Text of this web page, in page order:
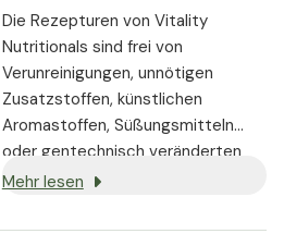
Die Rezepturen von Vitality
Nutritionals sind frei von
Verunreinigungen, unnötigen
Zusatzstoffen, künstlichen
Aromastoffen, Süßungsmitteln
oder gentechnisch veränderten
Substanzen. Wo immer möglich,
Zutaten verwendet.
Mehr lesen